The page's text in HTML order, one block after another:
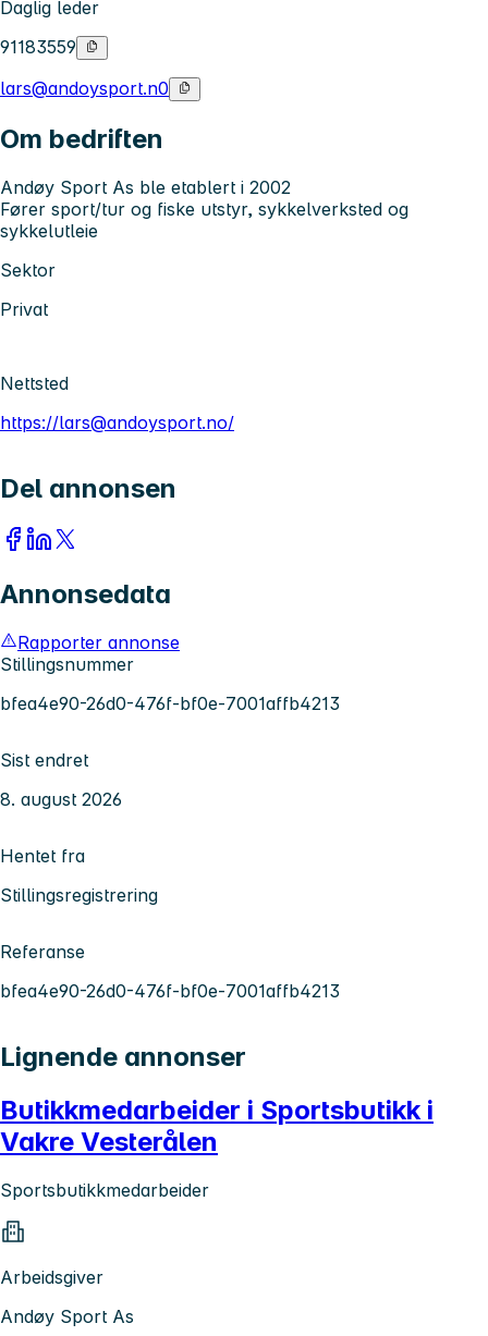
Daglig leder
91183559
lars@andoysport.n0
Om bedriften
Andøy Sport As ble etablert i 2002
Fører sport/tur og fiske utstyr, sykkelverksted og
sykkelutleie
Sektor
Privat
Nettsted
https://lars@andoysport.no/
Del annonsen
Annonsedata
Rapporter annonse
Stillingsnummer
bfea4e90-26d0-476f-bf0e-7001affb4213
Sist endret
8. august 2026
Hentet fra
Stillingsregistrering
Referanse
bfea4e90-26d0-476f-bf0e-7001affb4213
Lignende annonser
Butikkmedarbeider i Sportsbutikk i
Vakre Vesterålen
Sportsbutikkmedarbeider
Arbeidsgiver
Andøy Sport As